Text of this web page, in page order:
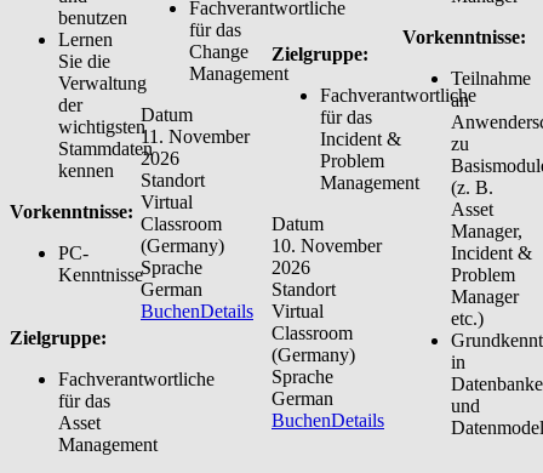
benutzen
Lernen
Sie die
Verwaltung
der
wichtigsten
Stammdaten
kennen
Vorkenntnisse:
PC-
Kenntnisse
Zielgruppe:
Fachverantwortliche
für das
Asset
Management
Fachverantwortliche
für das
Change
Management
Datum
11. November
2026
Standort
Virtual
Classroom
(Germany)
Sprache
German
BuchenDetails
Zielgruppe:
Fachverantwortliche
für das
Incident &
Problem
Management
Datum
10. November
2026
Standort
Virtual
Classroom
(Germany)
Sprache
German
BuchenDetails
Vorkenntnisse:
Teilnahme
an
zu
(z. B.
Asset
Manager,
Incident &
Problem
Manager
etc.)
in
und